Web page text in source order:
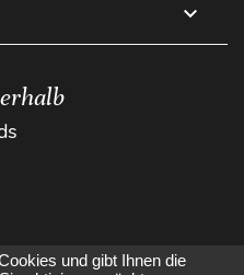

und gibt Ihnen die